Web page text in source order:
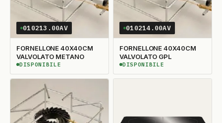
010213.00AV
FORNELLONE 40X40CM
VALVOLATO METANO
DISPONIBILE
DISPONIBILE
010214.00AV
FORNELLONE 40X40CM
VALVOLATO GPL
DISPONIBILE
DISPONIBILE